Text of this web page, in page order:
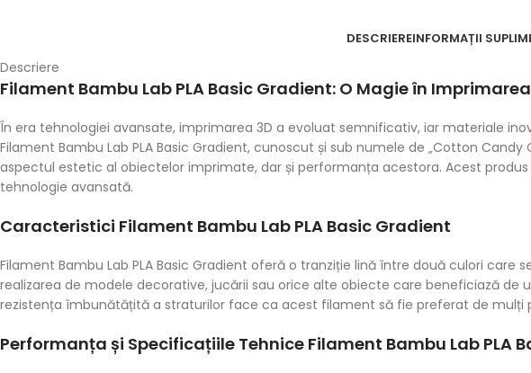
DESCRIEREINFORMAȚII
Descriere
Filament Bambu Lab PLA Basic Gradient: O Magie în
În era tehnologiei avansate, imprimarea 3D a evoluat semnificativ, iar materiale
Filament Bambu Lab PLA Basic Gradient, cunoscut și sub numele de „Cotton
aspectul estetic al obiectelor imprimate, dar și performanța acestora. Acest
tehnologie avansată.
Caracteristici Filament Bambu Lab PLA Basic Gradient
Filament Bambu Lab PLA Basic Gradient oferă o tranziție lină între două culori
realizarea de modele decorative, jucării sau orice alte obiecte care beneficiază
rezistența îmbunătățită a straturilor face ca acest filament să fie preferat de mulți
Performanța și Specificațiile Tehnice Filament Bambu Lab PLA